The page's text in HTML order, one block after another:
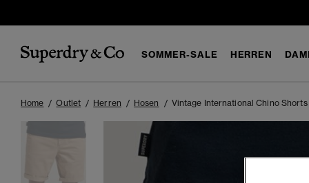
SOMMER-SALE HERREN
Home Outlet Herren Hosen Vintage International Chino